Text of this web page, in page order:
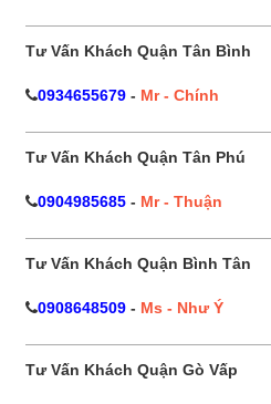
Tư Vấn Khách Quận Tân Bình
0934655679 - Mr - Chính
Tư Vấn Khách Quận Tân Phú
0904985685 - Mr - Thuận
Tư Vấn Khách Quận Bình Tân
0908648509 - Ms - Như Ý
Tư Vấn Khách Quận Gò Vấp